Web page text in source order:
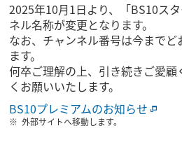
2025年10月1日より、「BS10ス
ネル名称が変更となります。
なお、チャンネル番号は今まで
ます。
何卒ご理解の上、引き続きご愛
くお願いいたします。
BS10プレミアムのお知らせ
外部サイトへ移動します。